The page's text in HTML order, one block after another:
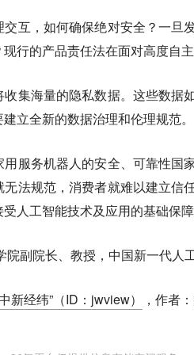
互，如何确保绝对安全？一旦
行的产品责任法在面对高度自
集海量的隐私数据。这些数据
立全新的数据治理和伦理规范。
服务机器人的安全、可靠性国
法规范，消费者就难以建立信
人工智能技术及应用的基础保障
院副院长、教授，中国新一代人
新经纬”（ID：jwview） ，作者